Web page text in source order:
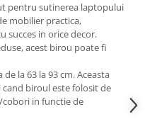
pentru sutinerea laptopului
mobilier practica,
succes in orice decor.
acest birou poate fi
la 63 la 93 cm. Aceasta
biroul este folosit de
in functie de